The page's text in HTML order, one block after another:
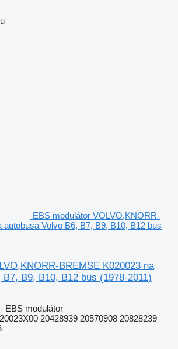
EBS modulátor VOLVO,KNORR-
autobusa Volvo B6, B7, B9, B10, B12 bus
BREMSE K020023 na
B9, B10, B12 bus (1978-2011)
EBS modulátor
20428939 20570908 20828239